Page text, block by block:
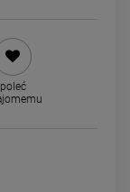
DO KOSZYKA
poleć